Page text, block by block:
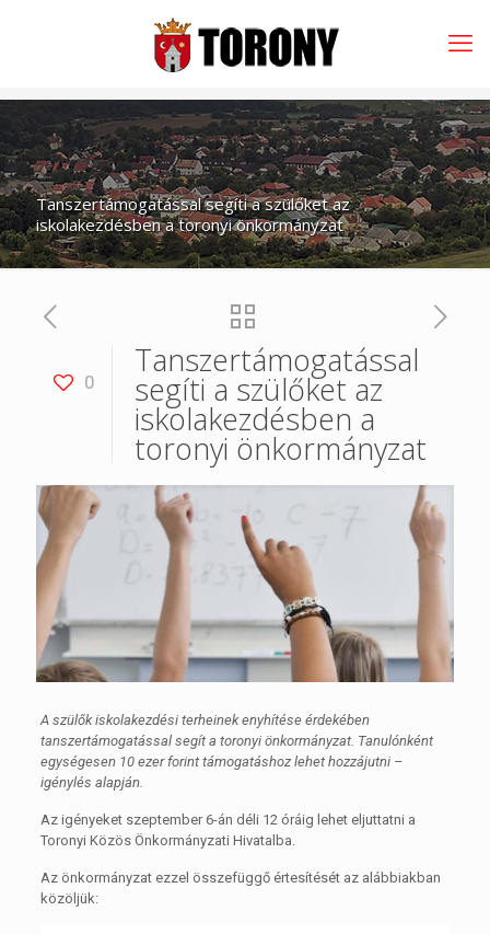
Tanszertámogatással segíti a szülőket az
iskolakezdésben a toronyi önkormányzat
0
Tanszertámogatással
segíti a szülőket az
iskolakezdésben a
toronyi önkormányzat
A szülők iskolakezdési terheinek enyhítése érdekében
tanszertámogatással segít a toronyi önkormányzat. Tanulónként
egységesen 10 ezer forint támogatáshoz lehet hozzájutni –
igénylés alapján.
Az igényeket szeptember 6-án déli 12 óráig lehet eljuttatni a
Toronyi Közös Önkormányzati Hivatalba.
Az önkormányzat ezzel összefüggő értesítését az alábbiakban
közöljük: